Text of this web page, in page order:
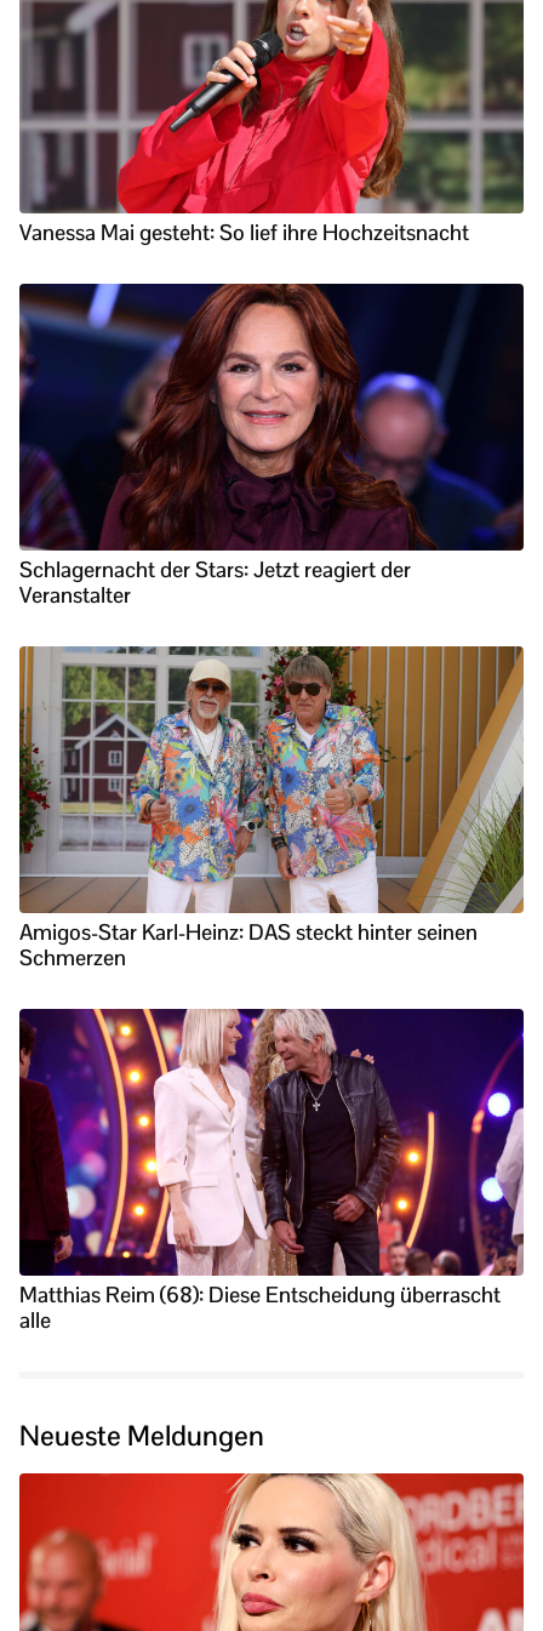
Vanessa Mai gesteht: So lief ihre Hochzeitsnacht
Schlagernacht der Stars: Jetzt reagiert der
Veranstalter
Amigos-Star Karl-Heinz: DAS steckt hinter seinen
Schmerzen
Matthias Reim (68): Diese Entscheidung überrascht
alle
Neueste Meldungen